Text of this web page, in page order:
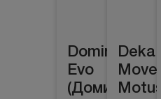
Domina
Evo
(Домина
Deka
Moveo
Motus